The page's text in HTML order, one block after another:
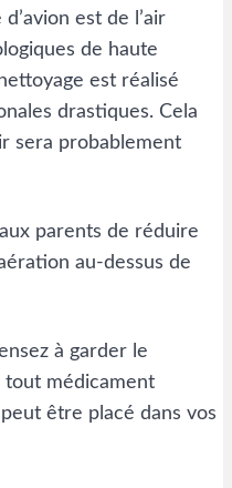
d’avion est de l’air
de haute
est réalisé
drastiques. Cela
sera probablement
parents de réduire
au-dessus de
à garder le
tout médicament
être placé dans vos